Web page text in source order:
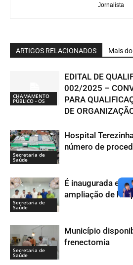
Jornalista
ARTIGOS RELACIONADOS Mais
CHAMAMENTO
PÚBLICO - OS
EDITAL DE
002/2025 –
PARA
DE
Secretaria de
Saúde
Hospital
número de
Secretaria de
Saúde
É inaugurada em
ampliação de
Secretaria de
Saúde
Município
frenectomia